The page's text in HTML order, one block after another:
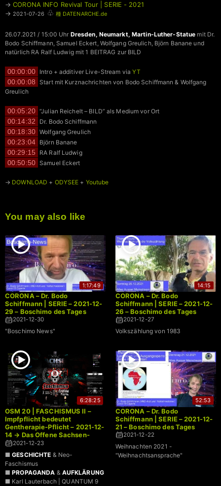
→CORONA INFO Revival Tour | SERIE - 2021
→ 2021-07-26 ♧ 種 DATENARCHE.de
26.07.2021 / 15:00 Uhr Dresden, Neumarkt, Martin-Luther-Statue mit Dr.
Bodo Schiffmann, Samuel Eckert, Wolfgang Greulich, Björn Banane und
natürlich RA Ralf Ludwig mit 1 BEITRAG zur BILD
00:00:00 Intro + additiver Live-Stream viaYT
00:00:08
Start mit Kurznachrichten von Bodo Schiffmann & Wolfgang
Greulich
00:05:20 “Julian Reichelt – BILD” als Medium vor Ort
00:14:32 Dr. Bodo Schiffmann
00:18:30 Wolfgang Greulich
00:23:04 Björn Banane
00:29:15 RA Ralf Ludwig
00:50:50 Samuel Eckert
→ DOWNLOAD + ODYSEE + Youtube
You may also like
1:17:49
CORONA – Dr. Bodo
Schiffmann | SERIE – 2021-12-
29 – Boschimo des Tages
2021-12-30
"Boschimo News"
14:15
CORONA – Dr. Bodo
Schiffmann | SERIE – 2021-12-
26 – Boschimo des Tages
2021-12-27
Volkszählung von 1983
6:28:25
OSM 20 | FASCHISMUS II –
Impfpflicht bedeutet
Gentherapie-Pflicht – 2021-12-
14 → Das Offene Sachsen-
Mikrofon | LIVE
2021-12-23
■GESCHICHTE & Neo-
Faschismus
■PROPAGANDA & AUFKLÄRUNG
■ Karl Lauterbach | QUANTUM 9
52:53
CORONA – Dr. Bodo
Schiffmann | SERIE – 2021-12-
21 – Boschimo des Tages
2021-12-22
Weihnachten 2021 -
"Weihnachtsansprache"